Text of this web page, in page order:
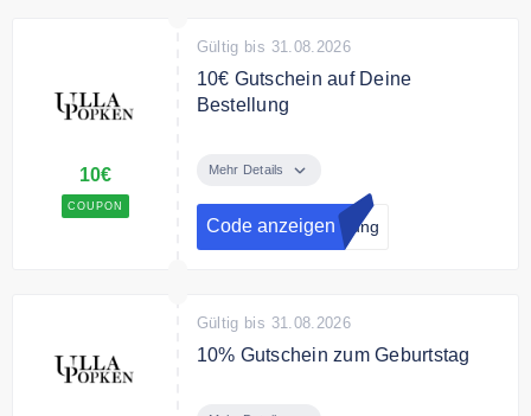
10€
COUPON
Gültig bis 31.08.2026
10€ Gutschein auf Deine
Bestellung
und dafür exklusive
Rabattaktionen und attraktive
Gewinnspiele erhalten.
Mehr Details
Code anzeigen dung
Gültig bis 31.08.2026
10% Gutschein zum Geburtstag